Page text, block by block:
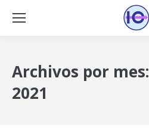
Archivos por mes:
2021